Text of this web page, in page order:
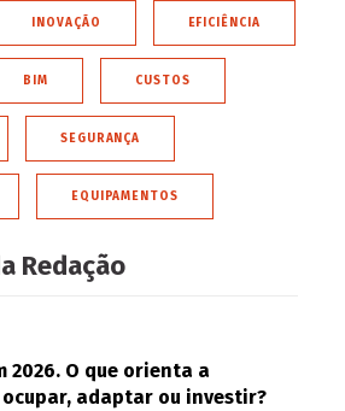
INOVAÇÃO EFICIÊNCIA
BIM CUSTOS
SEGURANÇA
EQUIPAMENTOS
Redação
2026. O que orienta a
adaptar ou investir?